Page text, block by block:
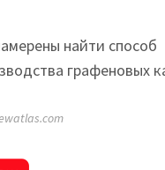
найти способ
графеновых